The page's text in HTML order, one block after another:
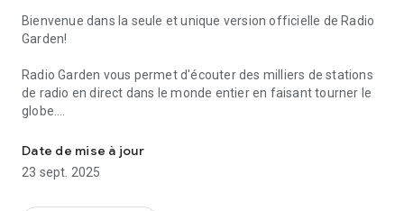
Bienvenue dans la seule et unique version officielle de Radio
Garden!
Radio Garden vous permet d'écouter des milliers de stations
de radio en direct dans le monde entier en faisant tourner le
globe.
Chaque point vert représente une ville ou un village. Appuyez
dessus pour syntoniser les stations de radio diffusant depuis
cette ville.
Date de mise à jour
23 sept. 2025